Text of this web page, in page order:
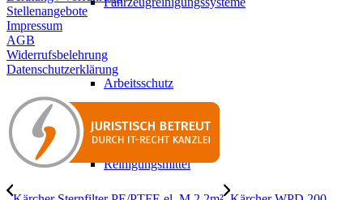
Arbeitsschutz
Reinigungsmittel
Stellenangebote
Impressum
AGB
Widerrufsbelehrung
Datenschutzerklärung